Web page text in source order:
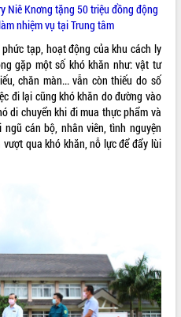
Niê Knơng tặng 50 triệu đồng động
nhiệm vụ tại Trung tâm
tạp, hoạt động của khu cách ly
gặp một số khó khăn như: vật tư
chăn màn... vẫn còn thiếu do số
đi lại cũng khó khăn do đường vào
di chuyển khi đi mua thực phẩm và
cán bộ, nhân viên, tình nguyện
qua khó khăn, nỗ lực để đẩy lùi